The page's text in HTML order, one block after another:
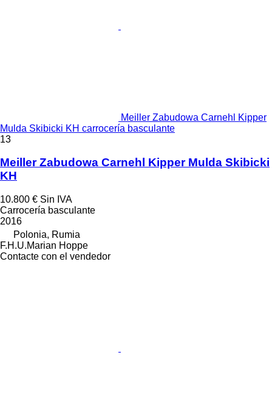
Meiller Zabudowa Carnehl Kipper
Mulda Skibicki KH carrocería basculante
13
Meiller Zabudowa Carnehl Kipper Mulda Skibicki
KH
10.800 € Sin IVA
Carrocería basculante
2016
Polonia, Rumia
F.H.U.Marian Hoppe
Contacte con el vendedor